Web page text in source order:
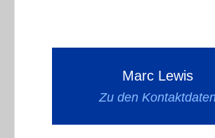
Marc Lewis
Zu den Kontaktdaten